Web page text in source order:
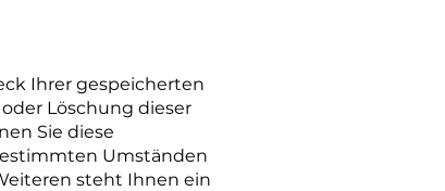
Ihrer gespeicherten
Löschung dieser
Sie diese
Umständen
steht Ihnen ein